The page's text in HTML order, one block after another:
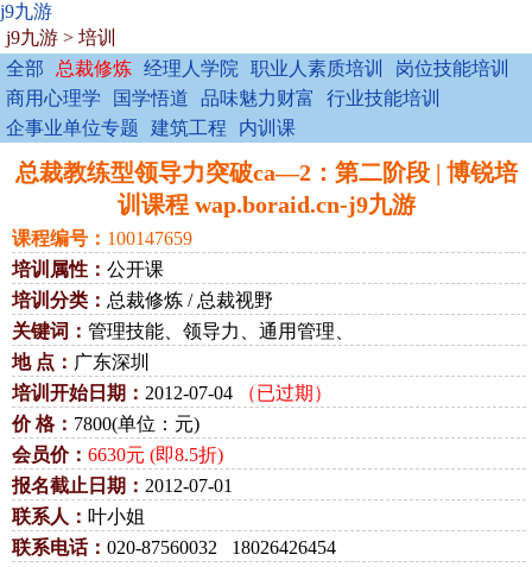
j9九游
j9九游 > 培训
全部
总裁修炼 经理人学院 职业人素质培训
岗位技能培训
商用心理学
国学悟道 品味魅力财富
行业技能培训
企事业单位专题
建筑工程 内训课
总裁教练型领导力突破ca—2：第二阶段 | 博锐培
训课程 wap.boraid.cn-j9九游
课程编号： 100147659
培训属性： 公开课
培训分类： 总裁修炼 / 总裁视野
关键词： 管理技能、领导力、通用管理、
地 点： 广东深圳
培训开始日期： 2012-07-04
（已过期）
价 格： 7800(单位：元)
会员价： 6630元 (即8.5折)
报名截止日期： 2012-07-01
联系人： 叶小姐
联系电话： 020-87560032 18026426454